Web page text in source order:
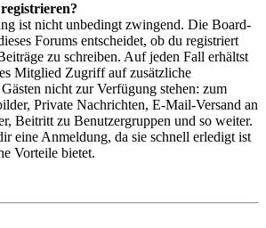
ist nicht unbedingt zwingend. Die Board-
Forums entscheidet, ob du registriert
zu schreiben. Auf jeden Fall erhältst
Mitglied Zugriff auf zusätzliche
nicht zur Verfügung stehen: zum
Private Nachrichten, E-Mail-Versand an
Beitritt zu Benutzergruppen und so weiter.
eine Anmeldung, da sie schnell erledigt ist
Vorteile bietet.